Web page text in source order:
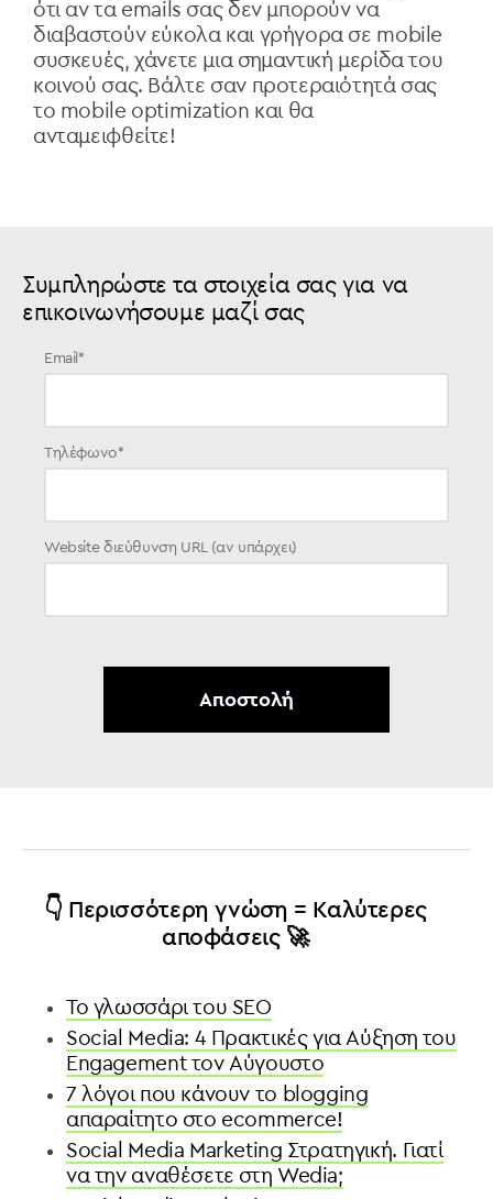
ότι αν τα emails σας δεν μπορούν να
διαβαστούν εύκολα και γρήγορα σε mobile
συσκευές, χάνετε μια σημαντική μερίδα του
κοινού σας. Βάλτε σαν προτεραιότητά σας
το mobile optimization και θα
ανταμειφθείτε!
Συμπληρώστε τα στοιχεία σας για να
επικοινωνήσουμε μαζί σας
Email *
Τηλέφωνο*
Website διεύθυνση URL (αν υπάρχει)
👇 Περισσότερη γνώση = Καλύτερες
αποφάσεις 🚀
To γλωσσάρι του SEO
Social Media: 4 Πρακτικές για Αύξηση του
Engagement τον Αύγουστο
7 λόγοι που κάνουν το blogging
απαραίτητο στο ecommerce!
Social Media Marketing Στρατηγική. Γιατί
να την αναθέσετε στη Wedia;